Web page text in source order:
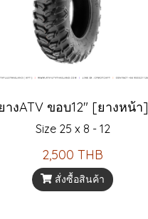
างATV ขอบ12" [ยางหน้า]
Size 25 x 8 - 12
2,500 THB
สั่งซื้อสินค้า